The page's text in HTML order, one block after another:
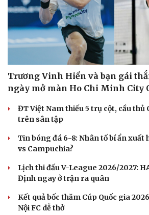
Trương Vinh Hiển và bạn gái
ngày mở màn Ho Chi Minh City
ĐT Việt Nam thiếu 5 trụ cột, cầu thủ
trên sân tập
Tin bóng đá 6-8: Nhân tố bí ẩn xuất
vs Campuchia?
Lịch thi đấu V-League 2026/2027:
Định ngay ở trận ra quân
Kết quả bốc thăm Cúp Quốc gia
Nội FC dễ thở